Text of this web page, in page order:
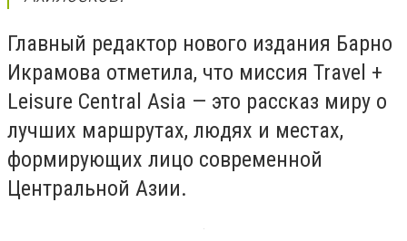
Главный редактор нового издания Барно
Икрамова отметила, что миссия Travel +
Leisure Central Asia — это рассказ миру о
лучших маршрутах, людях и местах,
формирующих лицо современной
Центральной Азии.